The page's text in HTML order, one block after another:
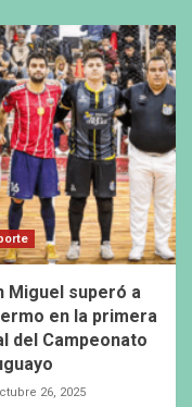
Miguel superó a
en la primera
del Campeonato
26, 2025